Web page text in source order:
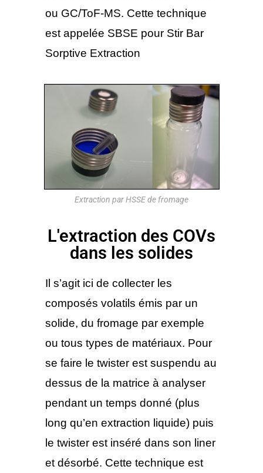
ou GC/ToF-MS. Cette technique
est appelée SBSE pour Stir Bar
Sorptive Extraction
L'extraction des COVs
dans les solides
Il s’agit ici de collecter les
composés volatils émis par un
solide, du fromage par exemple
ou tous types de matériaux. Pour
se faire le twister est suspendu au
dessus de la matrice à analyser
pendant un temps donné (plus
long qu’en extraction liquide) puis
le twister est inséré dans son liner
et désorbé. Cette technique est
Extraction par HSSE de fromage